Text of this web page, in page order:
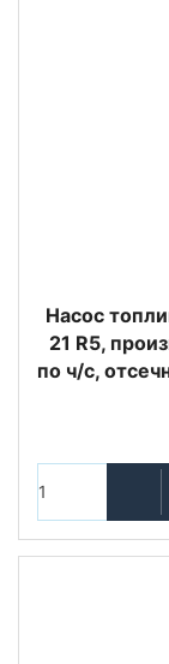
Насос
21 R5,
по ч/с,